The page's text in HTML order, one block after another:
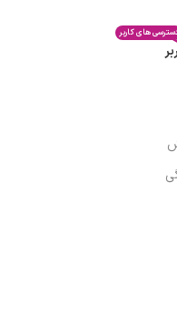
های کاربر